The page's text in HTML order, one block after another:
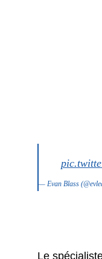
— Evan Blass
Le